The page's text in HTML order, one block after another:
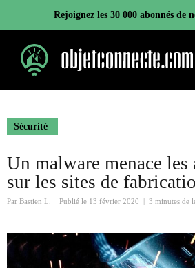
contenu
Rejoignez les 30 000 abonnés de
Sécurité
Un malware menace
sur les sites de
Par Bastien L. Publié le 13 février 2020 3 minutes de